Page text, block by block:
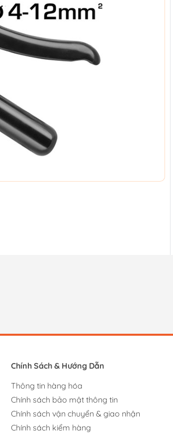
Chính Sách & Hướng Dẫn
Thông tin hàng hóa
Chính sách bảo mật thông tin
Chính sách vận chuyển & giao nhận
Chính sách kiểm hàng